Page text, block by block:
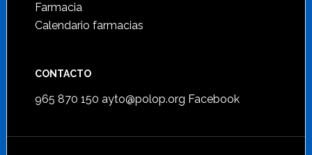
Farmacia
Calendario farmacias
CONTACTO
965 870 150 ayto@polop.org Facebook